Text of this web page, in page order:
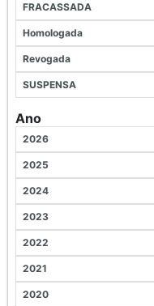
FRACASSADA
Homologada
Revogada
SUSPENSA
Ano
2026
2025
2024
2023
2022
2021
2020